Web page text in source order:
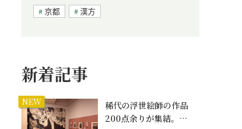
京都
漢方
新着記事
NEW
稀代の浮世絵師の作品
200点余りが集結。…